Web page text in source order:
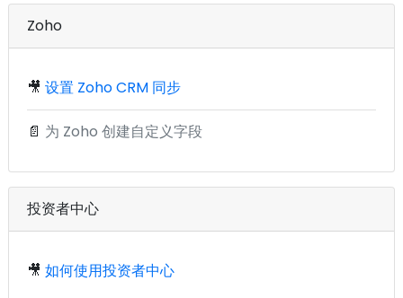
Zoho
🎥 设置 Zoho CRM 同步
📄 为 Zoho 创建自定义字段
投资者中心
🎥 如何使用投资者中心